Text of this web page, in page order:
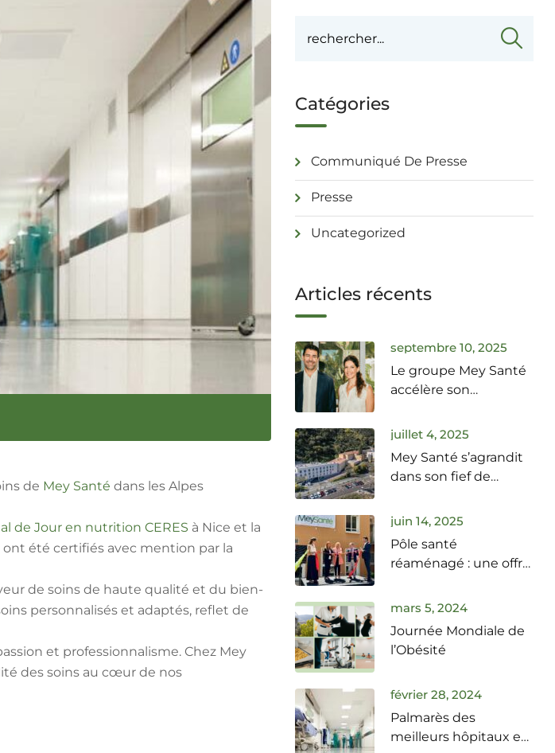
de Mey Santé dans les Alpes
de Jour en nutrition CERES à Nice et la
ont été certifiés avec mention par la
de soins de haute qualité et du bien-
personnalisés et adaptés, reflet de
et professionnalisme. Chez Mey
des soins au cœur de nos
Catégories
Communiqué De Presse
Presse
Uncategorized
Articles récents
septembre 10, 2025
Le groupe Mey Santé
accélère son
Alpes-Maritimes
juillet 4, 2025
Mey Santé s’agrandit
dans son fief de
juin 14, 2025
Pôle santé
réaménagé : une offre
mars 5, 2024
Journée Mondiale de
l’Obésité
février 28, 2024
Palmarès des
meilleurs hôpitaux et